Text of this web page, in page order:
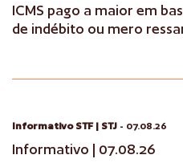
ICMS pago a maior em
de indébito ou mero
Informativo STF | STJ - 07.08.26
Informativo | 07.08.26